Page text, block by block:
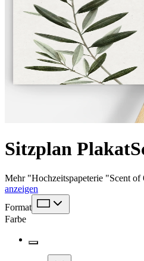
Sitzplan Plakat
Mehr"Hochzeitspapeterie "Scent of
anzeigen
Format
Farbe